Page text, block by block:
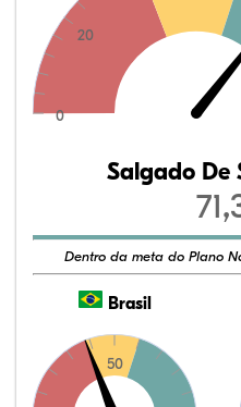
0
20
Salgado De
Dentro da meta do Plano
Brasil
50